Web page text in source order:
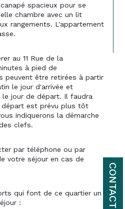
CONTACT
spacieux pour se
chambre avec un lit
rangements. L'appartement
au 11 Rue de la
à pied de
peuvent être retirées à partir
le jour d'arrivée et
le jour de départ. Il faudra
est prévu plus tôt
indiquerons la démarche
clefs.
par téléphone ou par
votre séjour en cas de
qui font de ce quartier un
: